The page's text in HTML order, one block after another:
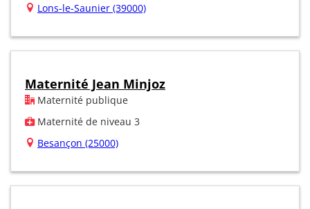
Lons-le-Saunier (39000)
Maternité Jean Minjoz
Maternité publique
Maternité de niveau 3
Besançon (25000)